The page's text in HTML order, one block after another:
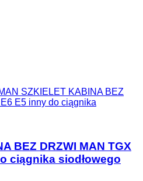
SZKIELET KABINA BEZ
E5 inny do ciągnika
BEZ DRZWI MAN TGX
ciągnika siodłowego